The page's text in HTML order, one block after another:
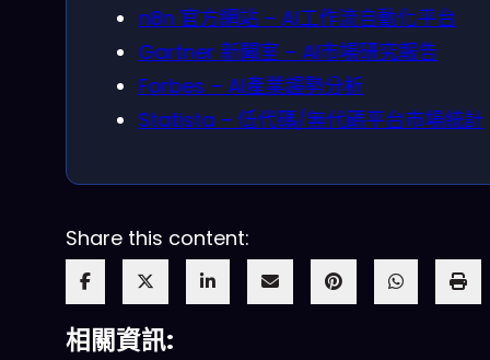
n8n 官方網站 – AI工作流自動化平台
Gartner 新聞室 – AI市場研究報告
Forbes – AI產業趨勢分析
Statista – 低代碼/無代碼平台市場統計
Share this content:
相關資訊: